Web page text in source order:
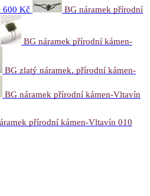
600 Kč BG náramek přírodní
BG náramek přírodní kámen-
BG zlatý náramek, přírodní kámen-
BG náramek přírodní kámen-Vltavín
přírodní kámen-Vltavín 010